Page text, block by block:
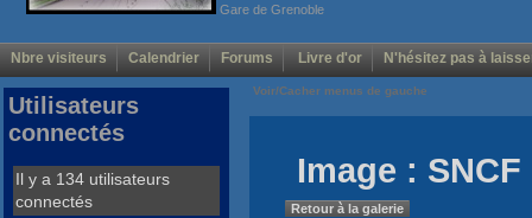
Gare de Grenoble
Nbre visiteurs Calendrier Forums Livre d'or N'hésitez pas à
Voir/Cacher menus de gauche
Image :
Retour à la galerie
Utilisateurs
connectés
Il y a 134 utilisateurs
connectés